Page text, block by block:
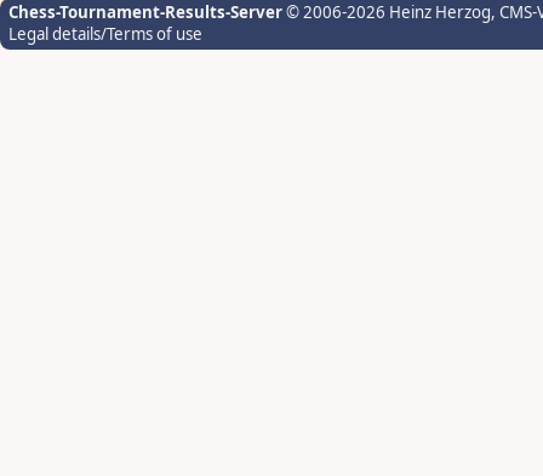
Chess-Tournament-Results-Server© 2006-2026 Heinz Herzog,
Legal details/Terms of use